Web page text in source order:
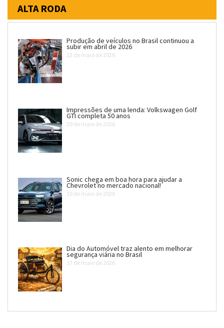
ALTA RODA
Produção de veículos no Brasil continuou a
subir em abril de 2026
22 de maio de 2026
Impressões de uma lenda: Volkswagen Golf
GTI completa 50 anos
20 de maio de 2026
Sonic chega em boa hora para ajudar a
Chevrolet no mercado nacional!
19 de maio de 2026
Dia do Automóvel traz alento em melhorar
segurança viária no Brasil
17 de maio de 2026